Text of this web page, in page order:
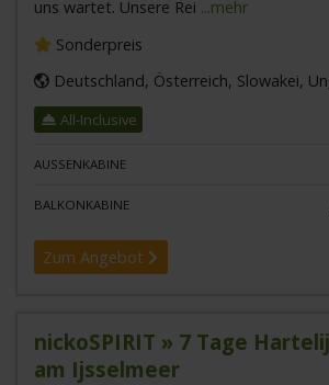
uns wartet. Unsere Rei ...mehr
Sonderpreis
Deutschland, Österreich, Slowakei,
All-Inclusive
AUSSENKABINE
BALKONKABINE
Zum Angebot
nickoSPIRIT » 7 Tage
am Ijsselmeer